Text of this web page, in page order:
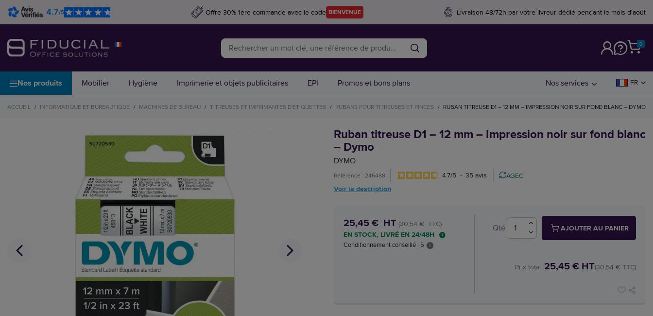
4.7/5 Offre 30% 1ère commande avec le code BIENVENUE Livraison 48/72h par votre livreur dédié pendant le mois d'août
0
Nos produits Mobilier Hygiène Imprimerie et objets publicitaires EPI Promos et bons plans Nos services FR
ACCUEIL / INFORMATIQUE ET BUREAUTIQUE / MACHINES DE BUREAU / TITREUSES ET IMPRIMANTES D'ÉTIQUETTES / RUBANS POUR TITREUSES ET PINCES / RUBAN TITREUSE D1 – 12 MM – IMPRESSION NOIR SUR FOND BLANC – DYMO
Ruban titreuse D1 – 12 mm – Impression noir sur fond blanc
– Dymo
DYMO
Référence : 246488 4.7/5 - 35 avis
AGEC
Voir la description
25,45 € HT (30,54 € TTC)
EN STOCK, LIVRÉ EN 24/48H
Conditionnement conseillé : 5
Qté AJOUTER AU PANIER
Prix total :25,45 € HT(30,54 € TTC)